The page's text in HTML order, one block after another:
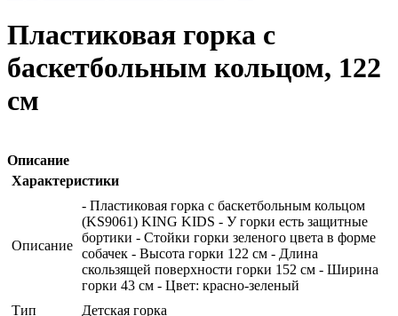
Пластиковая горка с
баскетбольным кольцом, 122
см
Описание
Характеристики
Описание
- Пластиковая горка с баскетбольным кольцом
(KS9061) KING KIDS - У горки есть защитные
бортики - Стойки горки зеленого цвета в форме
собачек - Высота горки 122 см - Длина
скользящей поверхности горки 152 см - Ширина
горки 43 см - Цвет: красно-зеленый
Тип
Детская горка